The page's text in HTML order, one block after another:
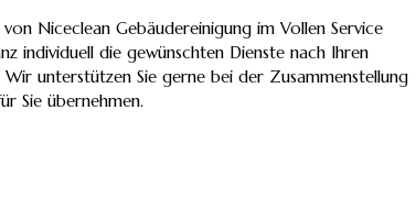
Niceclean Gebäudereinigung im Vollen Service
individuell die gewünschten Dienste nach Ihren
Wir unterstützen Sie gerne bei der Zusammenstellung
Sie übernehmen.